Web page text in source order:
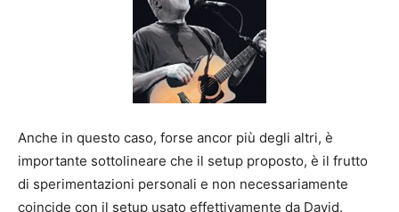
Anche in questo caso, forse ancor più degli altri, è
importante sottolineare che il setup proposto, è il frutto
di sperimentazioni personali e non necessariamente
coincide con il setup usato effettivamente da David.